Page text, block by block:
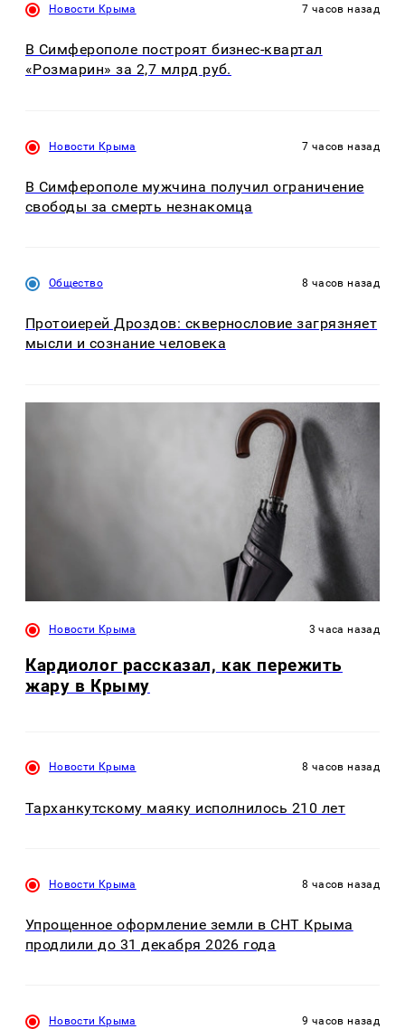
Новости Крыма 7 часов назад
В Симферополе построят бизнес-квартал
«Розмарин» за 2,7 млрд руб.
Новости Крыма 7 часов назад
В Симферополе мужчина получил ограничение
свободы за смерть незнакомца
Общество 8 часов назад
Протоиерей Дроздов: сквернословие загрязняет
мысли и сознание человека
Новости Крыма 3 часа назад
Кардиолог рассказал, как пережить
жару в Крыму
Новости Крыма 8 часов назад
Тарханкутскому маяку исполнилось 210 лет
Новости Крыма 8 часов назад
Упрощенное оформление земли в СНТ Крыма
продлили до 31 декабря 2026 года
Новости Крыма 9 часов назад